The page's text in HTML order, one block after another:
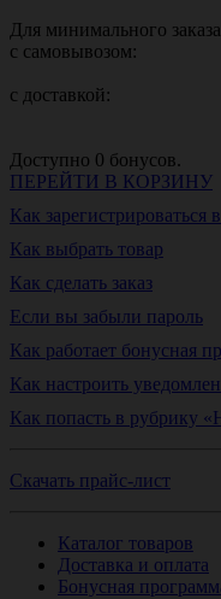
Для минимального заказа
с самовывозом:
с доставкой:
Доступно 0 бонусов.
ПЕРЕЙТИ В КОРЗИНУ
Как зарегистрироваться
Как выбрать товар
Как сделать заказ
Если вы забыли пароль
Как работает бонусная
Как настроить
Как попасть в
Скачать прайс-лист
Каталог товаров
Доставка и оплата
Бонусная